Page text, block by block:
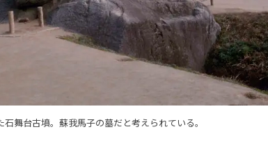
舞台古墳。蘇我馬子の墓だと考えられている。